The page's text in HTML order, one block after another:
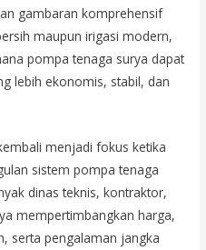
gambaran komprehensif
maupun irigasi modern,
pompa tenaga surya dapat
lebih ekonomis, stabil, dan
menjadi fokus ketika
sistem pompa tenaga
dinas teknis, kontraktor,
mempertimbangkan harga,
serta pengalaman jangka